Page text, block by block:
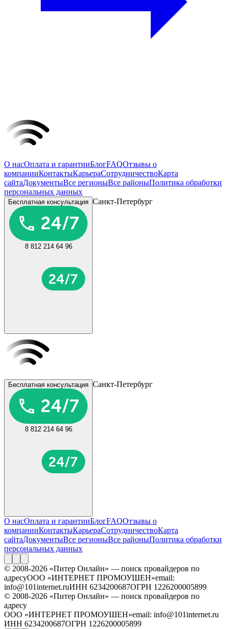
О насОплата и гарантииБлогFAQОтзывы о
компанииКонтактыКарьераСотрудничествоКарта
сайтаДокументыВсе регионыВсе районыПолитика обработки
персональных данных
Бесплатная консультация
8 812 214 64 96
Санкт-Петербург
Бесплатная консультация
8 812 214 64 96
Санкт-Петербург
О насОплата и гарантииБлогFAQОтзывы о
компанииКонтактыКарьераСотрудничествоКарта
сайтаДокументыВсе регионыВсе районыПолитика обработки
персональных данных
© 2008-2026 «Питер Онлайн» — поиск провайдеров по
адресуООО «ИНТЕРНЕТ ПРОМОУШЕН»email:
info@101internet.ruИНН 6234200687ОГРН 1226200005899
© 2008-2026 «Питер Онлайн» — поиск провайдеров по
адресу
ООО «ИНТЕРНЕТ ПРОМОУШЕН»email: info@101internet.ru
ИНН 6234200687ОГРН 1226200005899